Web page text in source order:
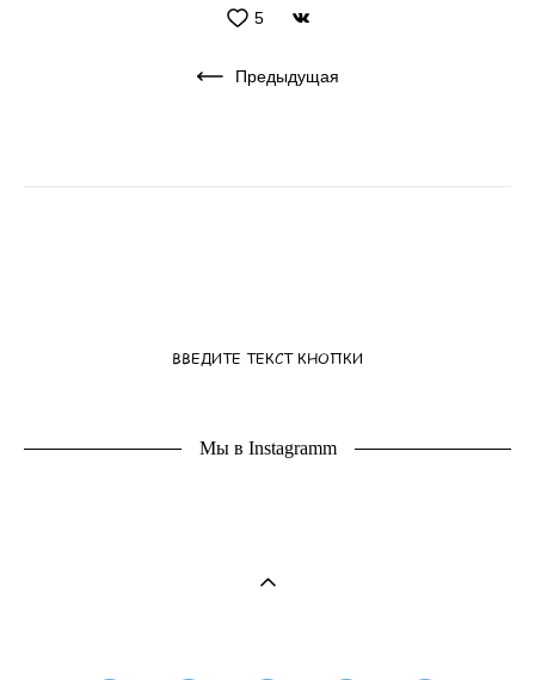
5
Предыдущая
ВВЕДИТЕ ТЕКСТ КНОПКИ
Мы в Instagramm